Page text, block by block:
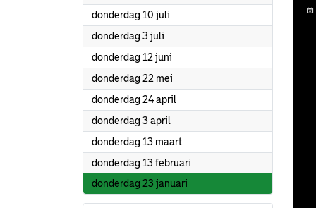
donderdag 10 juli
donderdag 3 juli
donderdag 12 juni
donderdag 22 mei
donderdag 24 april
donderdag 3 april
donderdag 13 maart2025
donderdag 13 februari
donderdag 23 januari